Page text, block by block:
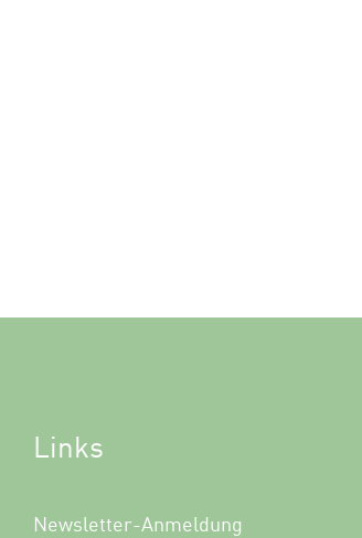
Links
Newsletter-Anmeldung